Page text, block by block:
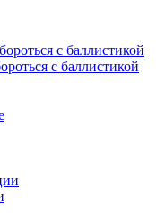
с баллистикой